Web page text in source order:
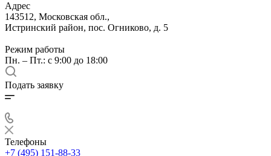
Адрес
143512, Московская обл.,
Истринский район, пос. Огниково, д. 5
Режим работы
Пн. – Пт.: с 9:00 до 18:00
Подать заявку
Телефоны
+7 (495) 151-88-33